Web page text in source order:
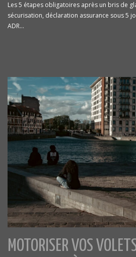
Les 5 étapes obligatoires après un bris de
sécurisation, déclaration assurance sous 5
ADR...
MOTORISER VOS